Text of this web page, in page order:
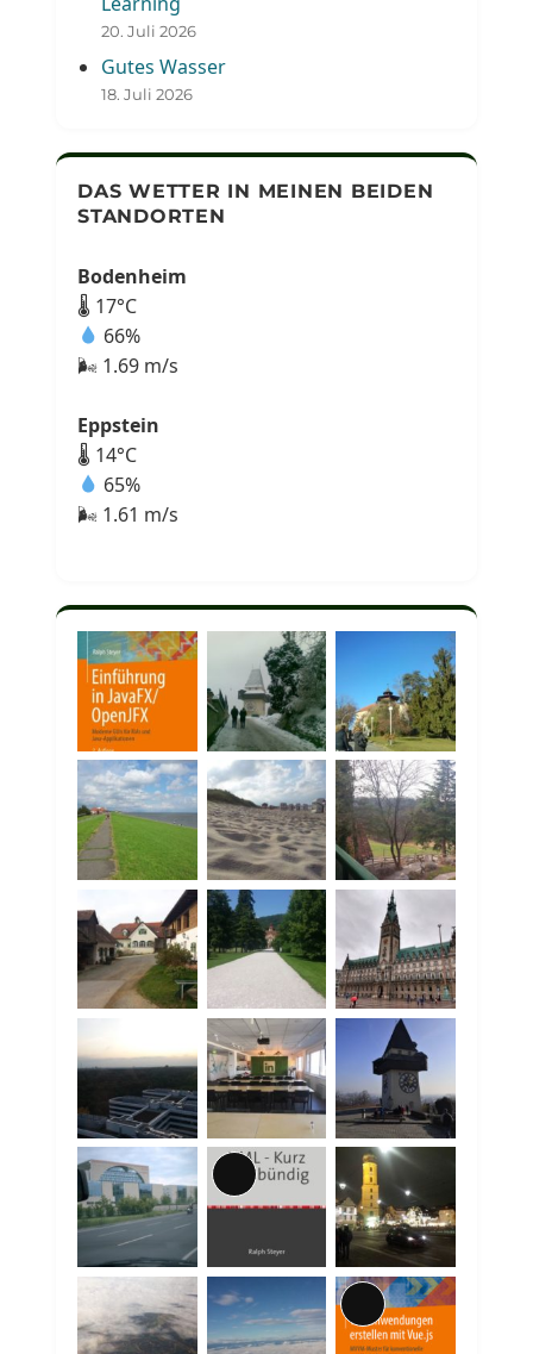
20. Juli 2026
Gutes Wasser
18. Juli 2026
DAS WETTER IN MEINEN BEIDEN
STANDORTEN
Bodenheim
🌡 17°C
66%
🌬 1.69 m/s
Eppstein
🌡 14°C
65%
🌬 1.61 m/s
Lange
Beschreibung
Lange
Beschreibung